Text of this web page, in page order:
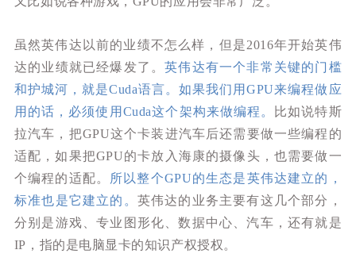
虽然英伟达以前的业绩不怎么样，但是2016年开始英伟
达的业绩就已经爆发了。英伟达有一个非常关键的门槛
和护城河，就是Cuda语言。如果我们用GPU来编程做应
用的话，必须使用Cuda这个架构来做编程。
比如说特斯
拉汽车，把GPU这个卡装进汽车后还需要做一些编程的
适配，如果把GPU的卡放入海康的摄像头，也需要做一
个编程的适配。
所以整个GPU的生态是英伟达建立的，
标准也是它建立的。 英伟达的业务主要有这几个部分，
分别是游戏、专业图形化、数据中心、汽车，还有就是
IP，指的是电脑显卡的知识产权授权。